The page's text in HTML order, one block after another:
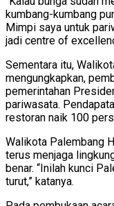
kumbang-kumbang
Mimpi saya untuk
jadi centre of
Sementara itu,
mengungkapkan,
pemerintahan
pariwasata.
restoran naik 100
Walikota Palembang
terus menjaga
benar. “Inilah kunci
turut,” katanya.